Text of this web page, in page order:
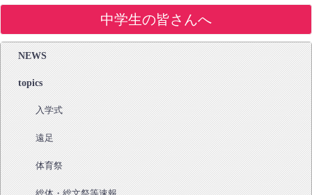
中学生の皆さんへ
NEWS
topics
入学式
遠足
体育祭